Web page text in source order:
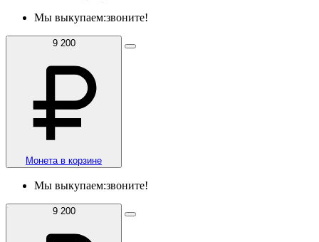
Мы выкупаем:звоните!
9 200
Монета в корзине
Мы выкупаем:звоните!
9 200